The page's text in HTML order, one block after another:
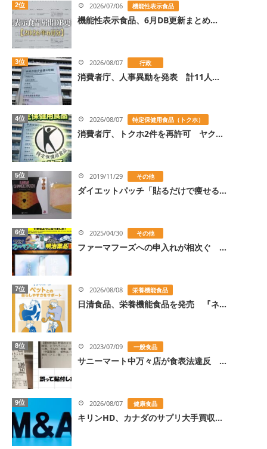
2位 2026/07/06 機能性表示食品
機能性表示食品、6月DB更新まとめ...
3位 2026/08/07 行政
消費者庁、人事異動を発表 計11人...
4位 2026/08/07 特定保健用食品（トクホ）
消費者庁、トクホ2件を再許可 ヤク...
5位 2019/11/29 その他
ダイエットパッチ「貼るだけで痩せる...
6位 2025/04/30 その他
ファーマフーズへの申入れが相次ぐ ...
7位 2026/08/08 栄養機能食品
日清食品、栄養機能食品を発売 『ネ...
8位 2023/07/09 一般食品
サニーマート中万々店が食表法違反 ...
9位 2026/08/07 健康食品
キリンHD、カナダのサプリ大手買収...